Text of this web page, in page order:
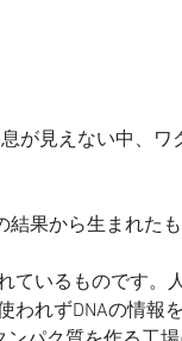
が見えない中、
果から生まれたも
ているものです。
れずDNAの情報